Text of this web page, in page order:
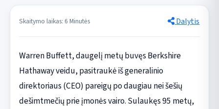
Skaitymo laikas: 6 Minutės Dalytis
Warren Buffett, daugelį metų buvęs Berkshire
Hathaway veidu, pasitraukė iš generalinio
direktoriaus (CEO) pareigų po daugiau nei šešių
dešimtmečių prie įmonės vairo. Sulaukęs 95 metų,